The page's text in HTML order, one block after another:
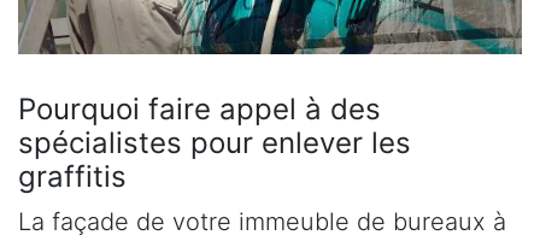
Pourquoi faire appel à des
spécialistes pour enlever les
graffitis
La façade de votre immeuble de bureaux à